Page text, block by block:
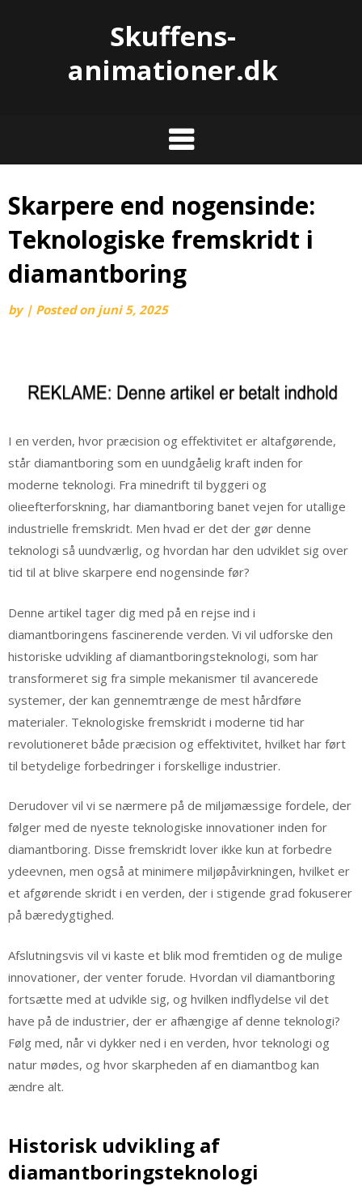
Skuffens-
animationer.dk
Skarpere end nogensinde:
Teknologiske fremskridt i
diamantboring
by | Posted on juni 5, 2025
I en verden, hvor præcision og effektivitet er altafgørende,
står diamantboring som en uundgåelig kraft inden for
moderne teknologi. Fra minedrift til byggeri og
olieefterforskning, har diamantboring banet vejen for utallige
industrielle fremskridt. Men hvad er det der gør denne
teknologi så uundværlig, og hvordan har den udviklet sig over
tid til at blive skarpere end nogensinde før?
Denne artikel tager dig med på en rejse ind i
diamantboringens fascinerende verden. Vi vil udforske den
historiske udvikling af diamantboringsteknologi, som har
transformeret sig fra simple mekanismer til avancerede
systemer, der kan gennemtrænge de mest hårdføre
materialer. Teknologiske fremskridt i moderne tid har
revolutioneret både præcision og effektivitet, hvilket har ført
til betydelige forbedringer i forskellige industrier.
Derudover vil vi se nærmere på de miljømæssige fordele, der
følger med de nyeste teknologiske innovationer inden for
diamantboring. Disse fremskridt lover ikke kun at forbedre
ydeevnen, men også at minimere miljøpåvirkningen, hvilket er
et afgørende skridt i en verden, der i stigende grad fokuserer
på bæredygtighed.
Afslutningsvis vil vi kaste et blik mod fremtiden og de mulige
innovationer, der venter forude. Hvordan vil diamantboring
fortsætte med at udvikle sig, og hvilken indflydelse vil det
have på de industrier, der er afhængige af denne teknologi?
Følg med, når vi dykker ned i en verden, hvor teknologi og
natur mødes, og hvor skarpheden af en diamantbog kan
ændre alt.
Historisk udvikling af
diamantboringsteknologi